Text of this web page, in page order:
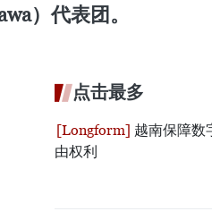
）代表团。
点击最多
越南保障数
由权利